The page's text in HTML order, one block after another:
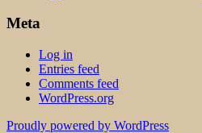
Meta
Log in
Entries feed
Comments feed
WordPress.org
Proudly powered by WordPress